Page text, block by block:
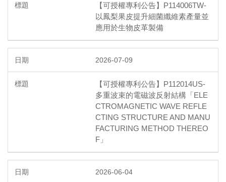
【可授權專利公告】P114006TW-
以鳳梨果皮提升細菌纖維素產量並
應用於生物皮革製備
2026-07-09
【可授權專利公告】P112014US-
多重波束的電磁波反射結構「ELE
CTROMAGNETIC WAVE REFLE
CTING STRUCTURE AND MANU
FACTURING METHOD THEREO
F」
2026-06-04